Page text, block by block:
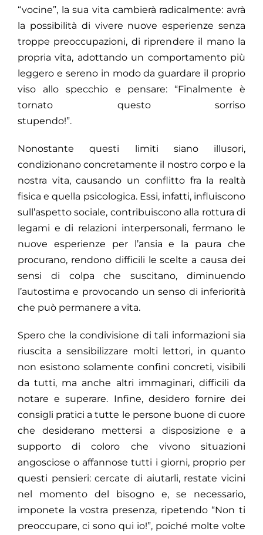
“vocine”, la sua vita cambierà radicalmente: avrà
la possibilità di vivere nuove esperienze senza
troppe preoccupazioni, di riprendere il mano la
propria vita, adottando un comportamento più
leggero e sereno in modo da guardare il proprio
viso allo specchio e pensare: “Finalmente è
tornato questo sorriso
stupendo!”.
Nonostante questi limiti siano illusori,
condizionano concretamente il nostro corpo e la
nostra vita, causando un conflitto fra la realtà
fisica e quella psicologica. Essi, infatti, influiscono
sull’aspetto sociale, contribuiscono alla rottura di
legami e di relazioni interpersonali, fermano le
nuove esperienze per l’ansia e la paura che
procurano, rendono difficili le scelte a causa dei
sensi di colpa che suscitano, diminuendo
l’autostima e provocando un senso di inferiorità
che può permanere a vita.
Spero che la condivisione di tali informazioni sia
riuscita a sensibilizzare molti lettori, in quanto
non esistono solamente confini concreti, visibili
da tutti, ma anche altri immaginari, difficili da
notare e superare. Infine, desidero fornire dei
consigli pratici a tutte le persone buone di cuore
che desiderano mettersi a disposizione e a
supporto di coloro che vivono situazioni
angosciose o affannose tutti i giorni, proprio per
questi pensieri: cercate di aiutarli, restate vicini
nel momento del bisogno e, se necessario,
imponete la vostra presenza, ripetendo “Non ti
preoccupare, ci sono qui io!”, poiché molte volte